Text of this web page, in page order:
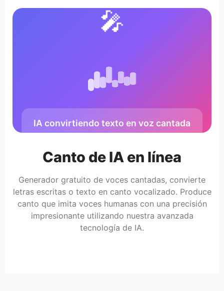
Canto de IA en línea
Generador gratuito de voces cantadas, convierte
letras escritas o texto en canto vocalizado. Produce
canto que imita voces humanas con una precisión
impresionante utilizando nuestra avanzada
tecnología de IA.
🎤
IA convirtiendo texto en voz cantada